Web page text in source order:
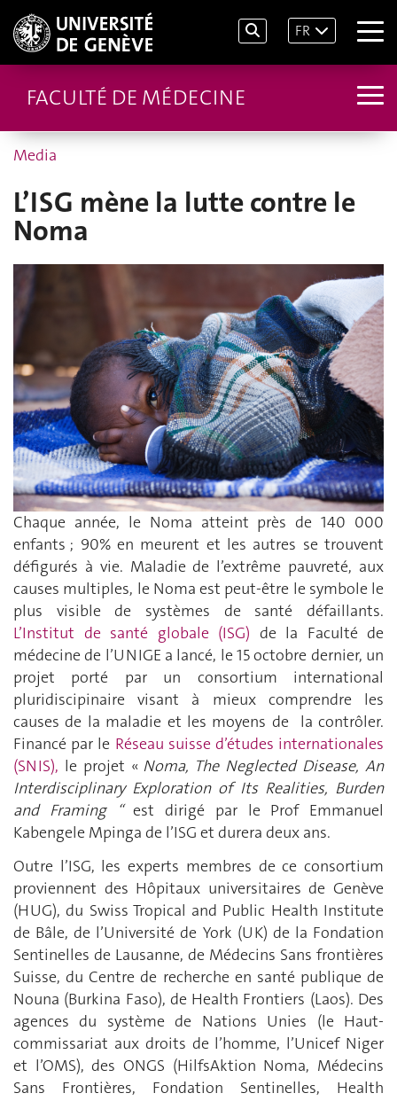
FR
FACULTÉ DE MÉDECINE
Media
L’ISG mène la lutte contre le
Noma
Chaque année, le Noma atteint près de 140 000
enfants ; 90% en meurent et les autres se trouvent
défigurés à vie. Maladie de l’extrême pauvreté, aux
causes multiples, le Noma est peut-être le symbole le
plus visible de systèmes de santé défaillants.
L’Institut de santé globale (ISG) de la Faculté de
médecine de l’UNIGE a lancé, le 15 octobre dernier, un
projet porté par un consortium international
pluridiscipinaire visant à mieux comprendre les
causes de la maladie et les moyens de la contrôler.
Financé par le Réseau suisse d’études internationales
(SNIS), le projet « Noma, The Neglected Disease, An
Interdisciplinary Exploration of Its Realities, Burden
and Framing “est dirigé par le Prof Emmanuel
Kabengele Mpinga de l’ISG et durera deux ans.
Outre l’ISG, les experts membres de ce consortium
proviennent des Hôpitaux universitaires de Genève
(HUG), du Swiss Tropical and Public Health Institute
de Bâle, de l’Université de York (UK) de la Fondation
Sentinelles de Lausanne, de Médecins Sans frontières
Suisse, du Centre de recherche en santé publique de
Nouna (Burkina Faso), de Health Frontiers (Laos). Des
agences du système de Nations Unies (le Haut-
commissariat aux droits de l’homme, l’Unicef Niger
et l’OMS), des ONGS (HilfsAktion Noma, Médecins
Sans Frontières, Fondation Sentinelles, Health